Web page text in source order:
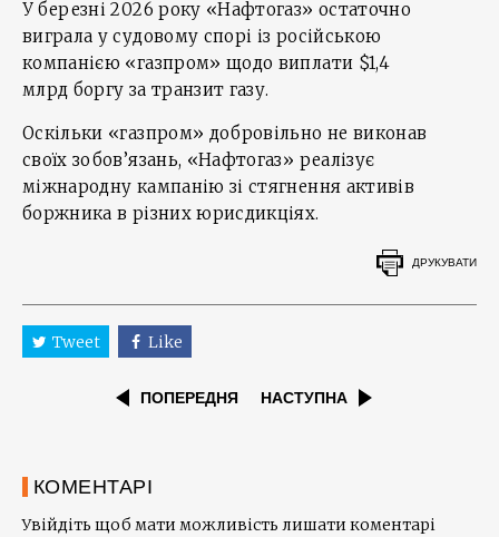
У березні 2026 року «Нафтогаз» остаточно
виграла у судовому спорі із російською
компанією «газпром» щодо виплати $1,4
млрд боргу за транзит газу.
Оскільки «газпром» добровільно не виконав
своїх зобов’язань, «Нафтогаз» реалізує
міжнародну кампанію зі стягнення активів
боржника в різних юрисдикціях.
ДРУКУВАТИ
Tweet Like
ПОПЕРЕДНЯ НАСТУПНА
КОМЕНТАРІ
Увійдіть щоб мати можливість лишати коментарі